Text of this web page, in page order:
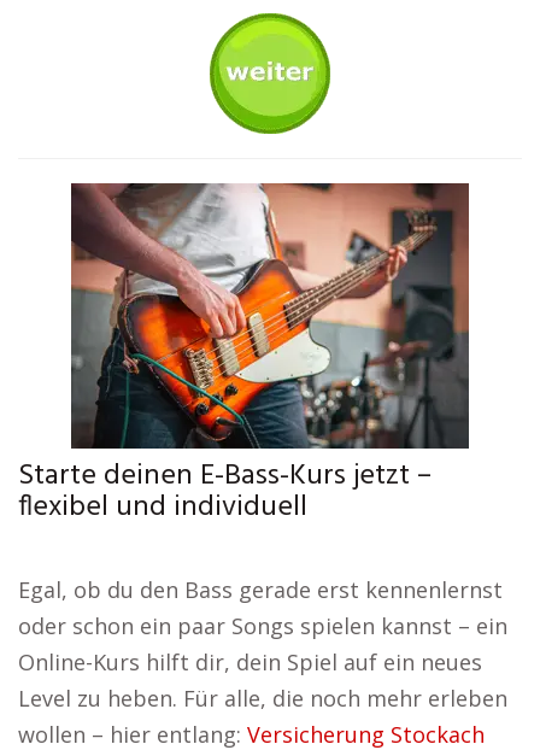
Starte deinen E-Bass-Kurs jetzt –
flexibel und individuell
Egal, ob du den Bass gerade erst kennenlernst
oder schon ein paar Songs spielen kannst – ein
Online-Kurs hilft dir, dein Spiel auf ein neues
Level zu heben. Für alle, die noch mehr erleben
wollen – hier entlang: Versicherung Stockach